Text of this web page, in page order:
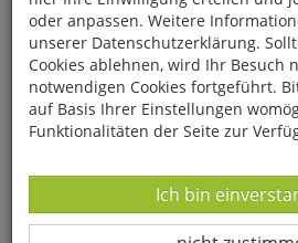
Insekten - Was Sie
wollten
oder anpassen. Weitere
unserer Datenschutzerklärung.
Cookies ablehnen, wird Ihr Besuch
notwendigen Cookies fortgeführt.
auf Basis Ihrer Einstellungen
Funktionalitäten der Seite zur
Ich bin